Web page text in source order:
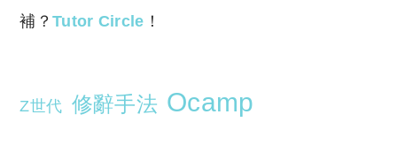
補？Tutor Circle ！
Z世代 修辭手法 Ocamp